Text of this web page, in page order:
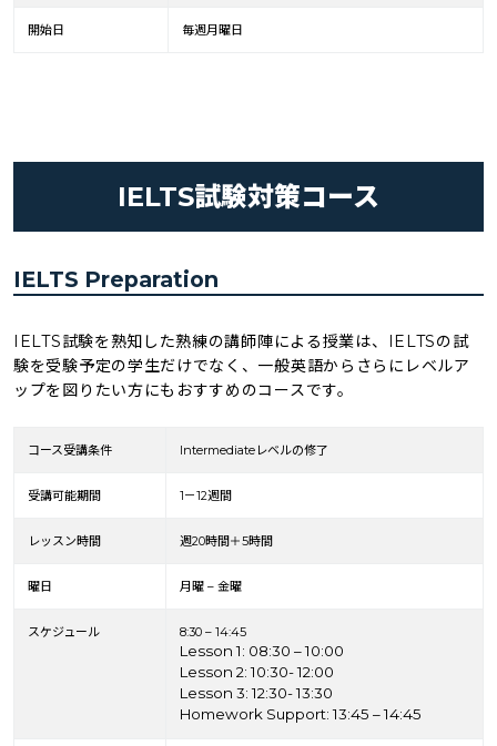
開始日 毎週月曜日
IELTS試験対策コース
IELTS Preparation
IELTS試験を熟知した熟練の講師陣による授業は、IELTSの試
験を受験予定の学生だけでなく、一般英語からさらにレベルア
ップを図りたい方にもおすすめのコースです。
コース受講条件 Intermediateレベルの修了
受講可能期間 1－12週間
レッスン時間 週20時間＋5時間
曜日 月曜 – 金曜
スケジュール 8:30 – 14:45
Lesson 1: 08:30 – 10:00
Lesson 2: 10:30- 12:00
Lesson 3: 12:30- 13:30
Homework Support: 13:45 – 14:45